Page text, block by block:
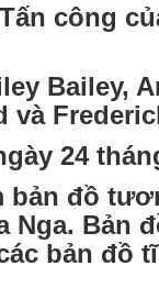
công
Bailey,
và
24
bản đồ
Nga. Bản
bản đồ